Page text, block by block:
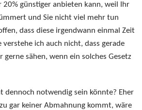
günstiger anbieten kann, weil Ihr
und Sie nicht viel mehr tun
dass diese irgendwann einmal Zeit
ich auch nicht, dass gerade
sähen, wenn ein solches Gesetz
dennoch notwendig sein könnte? Eher
gar keiner Abmahnung kommt, wäre